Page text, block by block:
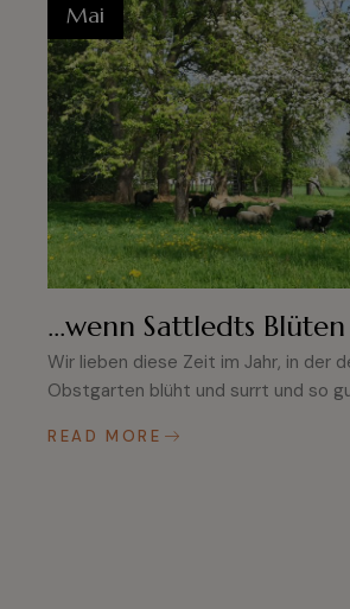
Mai
…wenn Sattledts
Wir lieben diese Zeit im Jahr, in der
Obstgarten blüht und surrt und so
READ MORE